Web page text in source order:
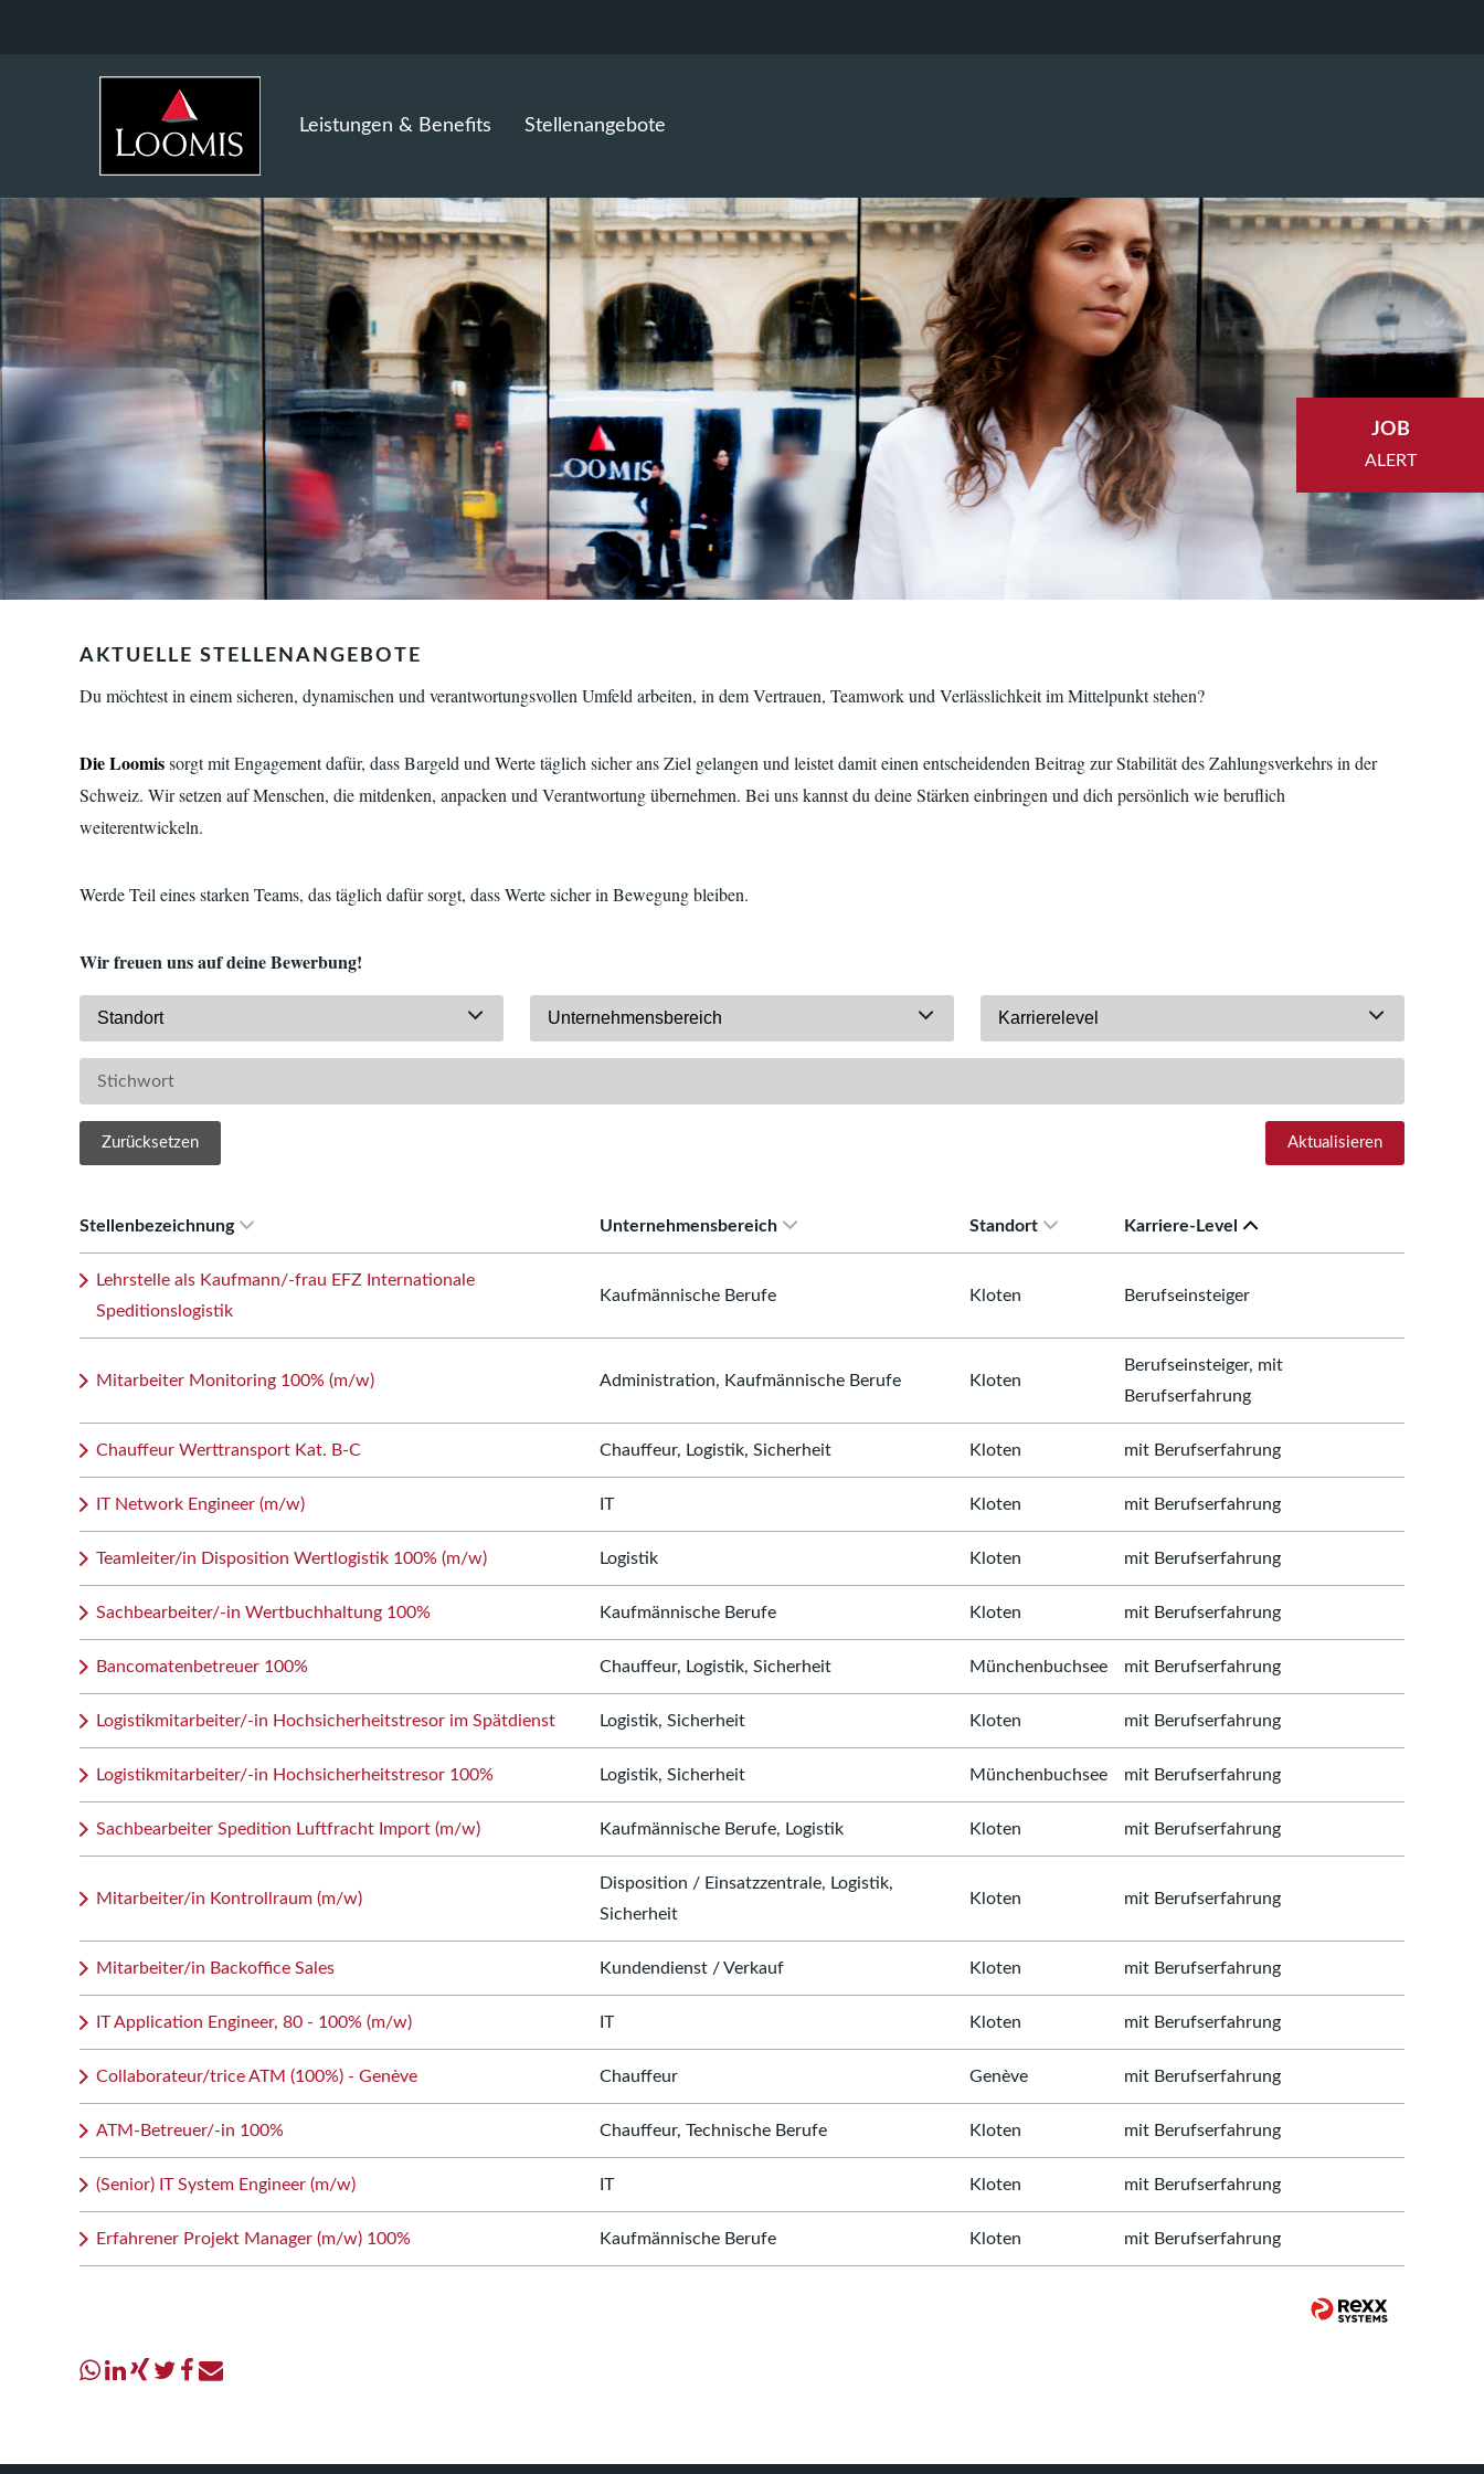
Stellenangebote
Leistungen & Benefits
AKTUELLE STELLENANGEBOTE
Du möchtest in einem sicheren, dynamischen und verantwortungsvollen Umfeld arbeiten, in dem Vertrauen, Teamwork und Verlässlichkeit im Mittelpunkt stehen?
Die Loomissorgt mit Engagement dafür, dass Bargeld und Werte täglich sicher ans Ziel gelangen und leistet damit einen entscheidenden Beitrag zur Stabilität des Zahlungsverkehrs in der
Schweiz. Wir setzen auf Menschen, die mitdenken, anpacken und Verantwortung übernehmen. Bei uns kannst du deine Stärken einbringen und dich persönlich wie beruflich
weiterentwickeln.
Werde Teil eines starken Teams, das täglich dafür sorgt, dass Werte sicher in Bewegung bleiben.
Wir freuen uns auf deine Bewerbung!
Standort Unternehmensbereich Karrierelevel
Zurücksetzen Aktualisieren
Stellenbezeichnung Unternehmensbereich Standort Karriere-Level
Lehrstelle als Kaufmann/-frau EFZ Internationale
Speditionslogistik
Kaufmännische Berufe Kloten Berufseinsteiger
Mitarbeiter Monitoring 100% (m/w) Administration, Kaufmännische Berufe Kloten
Berufseinsteiger, mit
Berufserfahrung
Chauffeur Werttransport Kat. B-C Chauffeur, Logistik, Sicherheit Kloten mit Berufserfahrung
IT Network Engineer (m/w) IT Kloten mit Berufserfahrung
Teamleiter/in Disposition Wertlogistik 100% (m/w) Logistik Kloten mit Berufserfahrung
Sachbearbeiter/-in Wertbuchhaltung 100% Kaufmännische Berufe Kloten mit Berufserfahrung
Bancomatenbetreuer 100% Chauffeur, Logistik, Sicherheit Münchenbuchsee mit Berufserfahrung
Logistikmitarbeiter/-in Hochsicherheitstresor im Spätdienst Logistik, Sicherheit Kloten mit Berufserfahrung
Logistikmitarbeiter/-in Hochsicherheitstresor 100% Logistik, Sicherheit Münchenbuchsee mit Berufserfahrung
Sachbearbeiter Spedition Luftfracht Import (m/w) Kaufmännische Berufe, Logistik Kloten mit Berufserfahrung
Mitarbeiter/in Kontrollraum (m/w)
Disposition / Einsatzzentrale, Logistik,
Sicherheit
Kloten mit Berufserfahrung
Mitarbeiter/in Backoffice Sales Kundendienst / Verkauf Kloten mit Berufserfahrung
IT Application Engineer, 80 - 100% (m/w) IT Kloten mit Berufserfahrung
Collaborateur/trice ATM (100%) - Genève Chauffeur Genève mit Berufserfahrung
ATM-Betreuer/-in 100% Chauffeur, Technische Berufe Kloten mit Berufserfahrung
(Senior) IT System Engineer (m/w) IT Kloten mit Berufserfahrung
Erfahrener Projekt Manager (m/w) 100% Kaufmännische Berufe Kloten mit Berufserfahrung
JOB
ALERT